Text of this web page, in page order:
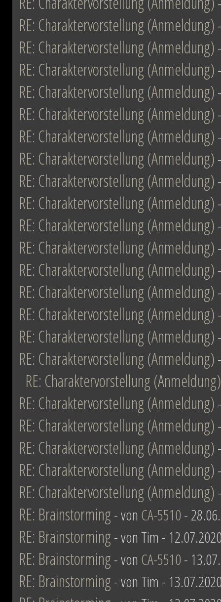
RE: Charaktervorstellung (Anmeldung)
RE: Charaktervorstellung (Anmeldung)
RE: Charaktervorstellung (Anmeldung)
RE: Charaktervorstellung (Anmeldung)
RE: Charaktervorstellung (Anmeldung)
RE: Charaktervorstellung (Anmeldung)
RE: Charaktervorstellung (Anmeldung)
RE: Charaktervorstellung (Anmeldung)
RE: Charaktervorstellung (Anmeldung)
RE: Charaktervorstellung (Anmeldung)
RE: Charaktervorstellung (Anmeldung)
RE: Charaktervorstellung (Anmeldung)
RE: Charaktervorstellung (Anmeldung)
RE: Charaktervorstellung (Anmeldung)
RE: Charaktervorstellung (Anmeldung)
RE: Charaktervorstellung (Anmeldung)
RE: Charaktervorstellung (Anmeldung)
RE: Charaktervorstellung (Anmeldung)
RE: Charaktervorstellung (Anmeldung)
RE: Charaktervorstellung (Anmeldung)
RE: Charaktervorstellung (Anmeldung)
RE: Charaktervorstellung (Anmeldung)
RE: Brainstorming- von CA-5510-
RE: Brainstorming- von Tim -
RE: Brainstorming- von CA-5510-
RE: Brainstorming- von Tim -